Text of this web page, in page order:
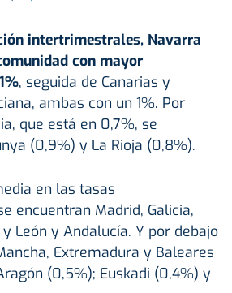
intertrimestrales, Navarra
con mayor
, seguida de Canarias y
ambas con un 1%. Por
que está en 0,7%, se
(0,9%) y La Rioja (0,8%).
en las tasas
encuentran Madrid, Galicia,
León y Andalucía. Y por debajo
Extremadura y Baleares
(0,5%); Euskadi (0,4%) y